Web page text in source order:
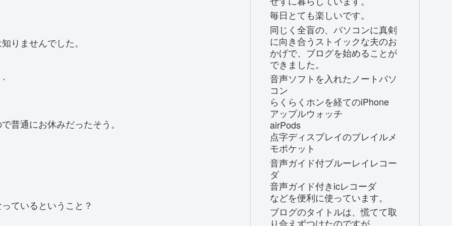
りませんでした。
普通にお休みだったそう。
ているということ？
毎日とても楽しいです。
同じく全盲の、パソコンに真剣
に向き合うストイックな夫のお
かげで、ブログを始めることが
できました。
音声ソフトを入れたノートパソ
コン
らくらくホンを経てのiPhone
アップルウォッチ
airPods
点字ディスプレイのブレイルメ
モポケット
音声ガイド付ブルーレイレコー
ダ
音声ガイド付きicレコーダ
などを便利に使っています。
ブログのタイトルは、慌てて取
り合えずつけたのですが、